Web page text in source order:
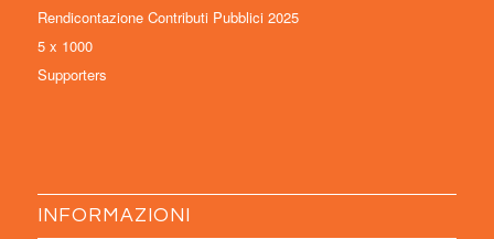
Rendicontazione Contributi Pubblici 2025
5 x 1000
Supporters
INFORMAZIONI